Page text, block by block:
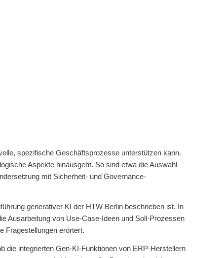
spezifische Geschäftsprozesse unterstützen kann.
Aspekte hinausgeht. So sind etwa die Auswahl
mit Sicherheit- und Governance-
generativer KI der HTW Berlin beschrieben ist. In
Ausarbeitung von Use-Case-Ideen und Soll-Prozessen
Fragestellungen erörtert.
die integrierten Gen-KI-Funktionen von ERP-Herstellern